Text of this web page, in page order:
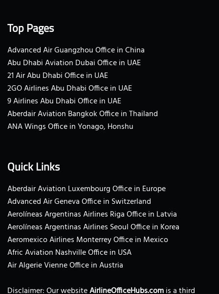
Top Pages
Advanced Air Guangzhou Office in China
Abu Dhabi Aviation Dubai Office in UAE
21 Air Abu Dhabi Office in UAE
2GO Airlines Abu Dhabi Office in UAE
9 Airlines Abu Dhabi Office in UAE
Aberdair Aviation Bangkok Office in Thailand
ANA Wings Office in Yonago, Honshu
Quick Links
Aberdair Aviation Luxembourg Office in Europe
Advanced Air Geneva Office in Switzerland
Aerolíneas Argentinas Airlines Riga Office in Latvia
Aerolíneas Argentinas Airlines Seoul Office in Korea
Aeromexico Airlines Monterrey Office in Mexico
Afric Aviation Nashville Office in USA
Air Algerie Vienne Office in Austria
Disclaimer: Our websiteAirlineOfficeHubs.comis a third